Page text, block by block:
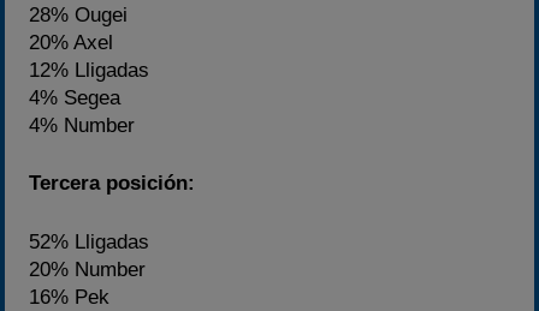
28% Ougei
20% Axel
12% Lligadas
4% Segea
4% Number
Tercera posición:
52% Lligadas
20% Number
16% Pek